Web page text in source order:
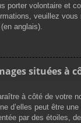
porter volontaire et
veuillez vous
anglais).
situées à
à côté de votre
d’elles peut être
par des étoiles,